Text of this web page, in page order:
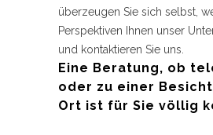
überzeugen Sie sich selbst,
Perspektiven Ihnen unser
und kontaktieren Sie uns.
Eine Beratung, ob
oder zu einer
Ort ist für Sie völlig